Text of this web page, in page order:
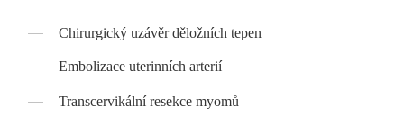
Chirurgický uzávěr děložních tepen
Embolizace uterinních arterií
Transcervikální resekce myomů